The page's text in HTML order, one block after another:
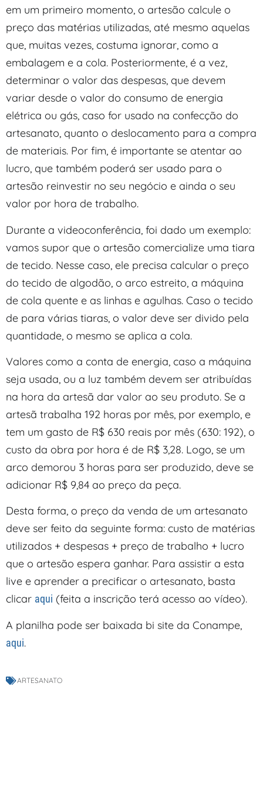
em um primeiro momento, o artesão calcule o
preço das matérias utilizadas, até mesmo aquelas
que, muitas vezes, costuma ignorar, como a
embalagem e a cola. Posteriormente, é a vez,
determinar o valor das despesas, que devem
variar desde o valor do consumo de energia
elétrica ou gás, caso for usado na confecção do
artesanato, quanto o deslocamento para a compra
de materiais. Por fim, é importante se atentar ao
lucro, que também poderá ser usado para o
artesão reinvestir no seu negócio e ainda o seu
valor por hora de trabalho.
Durante a videoconferência, foi dado um exemplo:
vamos supor que o artesão comercialize uma tiara
de tecido. Nesse caso, ele precisa calcular o preço
do tecido de algodão, o arco estreito, a máquina
de cola quente e as linhas e agulhas. Caso o tecido
de para várias tiaras, o valor deve ser divido pela
quantidade, o mesmo se aplica a cola.
Valores como a conta de energia, caso a máquina
seja usada, ou a luz também devem ser atribuídas
na hora da artesã dar valor ao seu produto. Se a
artesã trabalha 192 horas por mês, por exemplo, e
tem um gasto de R$ 630 reais por mês (630: 192), o
custo da obra por hora é de R$ 3,28. Logo, se um
arco demorou 3 horas para ser produzido, deve se
adicionar R$ 9,84 ao preço da peça.
Desta forma, o preço da venda de um artesanato
deve ser feito da seguinte forma: custo de matérias
utilizados + despesas + preço de trabalho + lucro
que o artesão espera ganhar. Para assistir a esta
live e aprender a precificar o artesanato, basta
clicar aqui (feita a inscrição terá acesso ao vídeo).
A planilha pode ser baixada bi site da Conampe,
aqui.
ARTESANATO